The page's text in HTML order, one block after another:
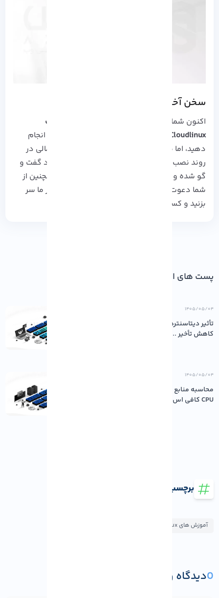
سخن آخر
اکنون شما با گذراندن مراحل بالا توانسته اید
نصب
Cloudlinux روی آلمالینوکس
بدون هیچ دردسری انجام
دهید، اما می توانید در خصوص ایرادات فنی احتمالی در
روند نصب به صورت مستقیم با کارشناسان ما وارد گفت و
گو شده و راهنمایی های لازم را دریافت کنید. همچنین از
شما دعوت می کنیم تا به بلاگ های آموزشی دیگر ما سر
بزنید و کسب و کار خود را ارتقا دهید.
پست های اخیر
۱۴۰۵/۰۵/۰۴
تأثیر دیتاسنترهای باکیفیت بر پایداری و
کاهش تأخیر ...
۱۴۰۵/۰۵/۰۴
محاسبه منابع مورد نیاز سرور: چقدر رم و
CPU کافی اس...
برچسب ها
آموزش های AlmaLinux
0دیدگاه و پرسش